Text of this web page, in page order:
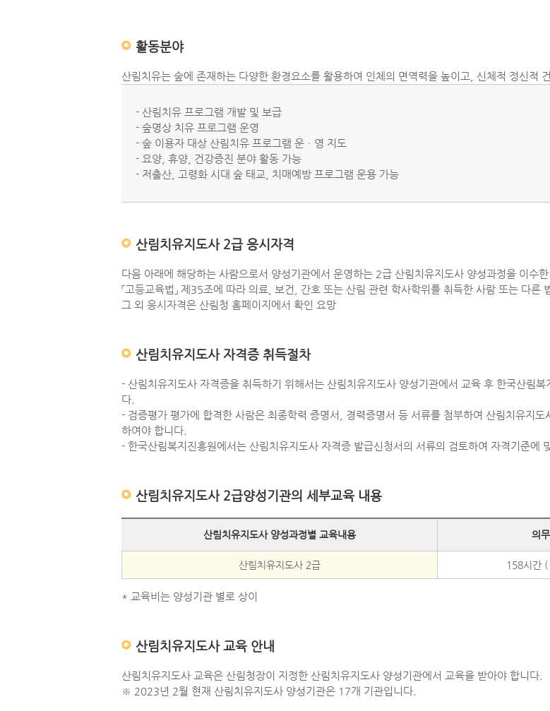
활동분야
산림치유는 숲에 존재하는 다양한 환경요소를 활용하여 인체의 면역력을 높이고, 신체적 정신적
- 산림치유 프로그램 개발 및 보급
- 숲명상 치유 프로그램 운영
- 숲 이용자 대상 산림치유 프로그램 운ㆍ영 지도
- 요양, 휴양, 건강증진 분야 활동 가능
- 저출산, 고령화 시대 숲 태교, 치매예방 프로그램 운용 가능
산림치유지도사 2급 응시자격
다음 아래에 해당하는 사람으로서 양성기관에서 운영하는 2급 산림치유지도사 양성과정을 이수
「고등교육법」 제35조에 따라 의료, 보건, 간호 또는 산림 관련 학사학위를 취득한 사람 또는 다
그 외 응시자격은 산림청 홈페이지에서 확인 요망
산림치유지도사 자격증 취득절차
- 산림치유지도사 자격증을 취득하기 위해서는 산림치유지도사 양성기관에서 교육 후 한국산림
다.
- 검증평가 평가에 합격한 사람은 최종학력 증명서, 경력증명서 등 서류를 첨부하여 산림치유지
하여야 합니다.
- 한국산림복지진흥원에서는 산림치유지도사 자격증 발급신청서의 서류의 검토하여 자격기준에
산림치유지도사 2급양성기관의 세부교육 내용
산림치유지도사 양성과정별 교육내용 의
산림치유지도사 2급 158시간
* 교육비는 양성기관 별로 상이
산림치유지도사 교육 안내
산림치유지도사 교육은 산림청장이 지정한 산림치유지도사 양성기관에서 교육을 받아야 합니다.
※ 2023년 2월 현재 산림치유지도사 양성기관은 17개 기관입니다.